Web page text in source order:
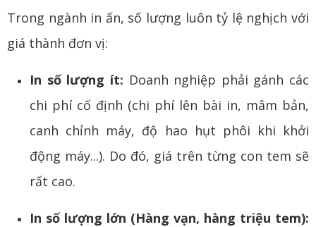
Trong ngành in ấn, số lượng luôn tỷ lệ nghịch với
giá thành đơn vị:
In số lượng ít: Doanh nghiệp phải gánh các
chi phí cố định (chi phí lên bài in, mâm bản,
canh chỉnh máy, độ hao hụt phôi khi khởi
động máy...). Do đó, giá trên từng con tem sẽ
rất cao.
In số lượng lớn (Hàng vạn, hàng triệu tem):